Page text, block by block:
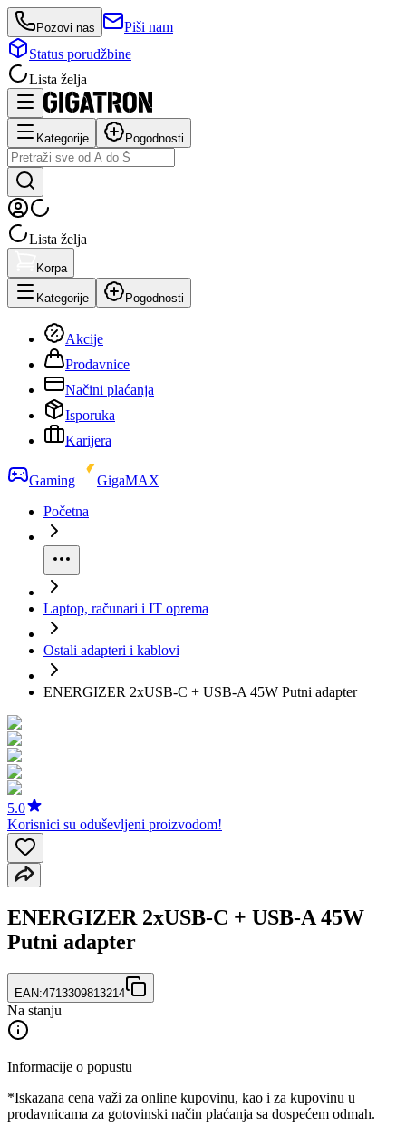
Pozovi nas
Piši nam
Status porudžbine
Lista želja
Kategorije Pogodnosti
Lista želja
Korpa
Kategorije Pogodnosti
Akcije
Prodavnice
Načini plaćanja
Isporuka
Karijera
Gaming
GigaMAX
Početna
Laptop, računari i IT oprema
Ostali adapteri i kablovi
ENERGIZER 2xUSB-C + USB-A 45W Putni adapter
5.0
Korisnici su oduševljeni proizvodom!
ENERGIZER 2xUSB-C + USB-A 45W
Putni adapter
EAN:4713309813214
Na stanju
Informacije o popustu
*Iskazana cena važi za online kupovinu, kao i za kupovinu u
prodavnicama za gotovinski način plaćanja sa dospećem odmah.